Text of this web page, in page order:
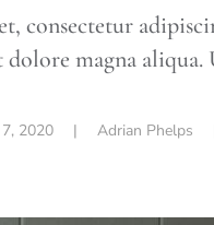
consectetur
magna
2020 | Adrian